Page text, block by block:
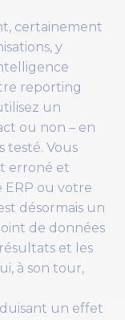
certainement
y
reporting
un
ou non – en
testé. Vous
erroné et
ERP ou votre
désormais un
de données
et les
à son tour,
un effet